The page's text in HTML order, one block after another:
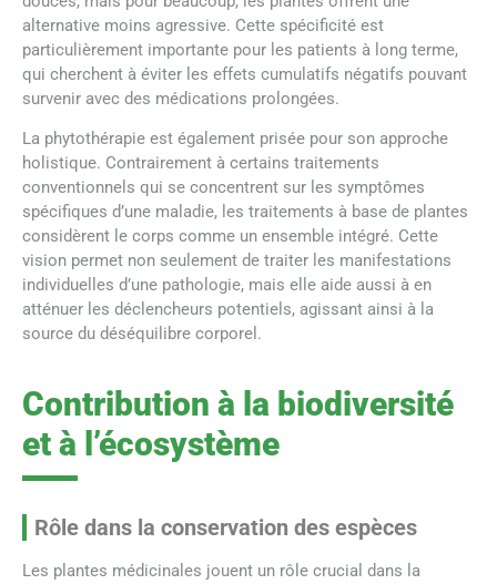
alternative moins agressive. Cette spécificité est
particulièrement importante pour les patients à long terme,
qui cherchent à éviter les effets cumulatifs négatifs pouvant
survenir avec des médications prolongées.
La phytothérapie est également prisée pour son approche
holistique. Contrairement à certains traitements
conventionnels qui se concentrent sur les symptômes
spécifiques d’une maladie, les traitements à base de plantes
considèrent le corps comme un ensemble intégré. Cette
vision permet non seulement de traiter les manifestations
individuelles d’une pathologie, mais elle aide aussi à en
atténuer les déclencheurs potentiels, agissant ainsi à la
source du déséquilibre corporel.
Contribution à la biodiversité
et à l’écosystème
Rôle dans la conservation des espèces
Les plantes médicinales jouent un rôle crucial dans la